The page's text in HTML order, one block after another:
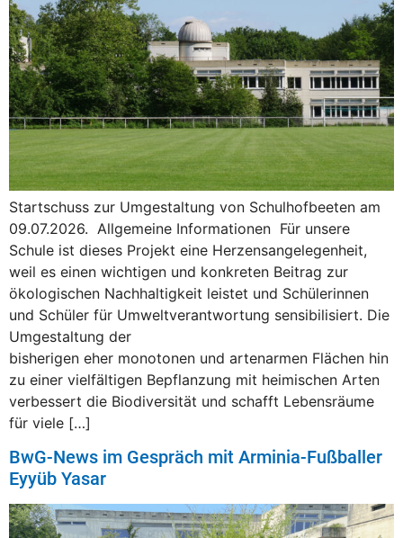
Startschuss zur Umgestaltung von Schulhofbeeten am
09.07.2026. Allgemeine Informationen Für unsere
Schule ist dieses Projekt eine Herzensangelegenheit,
weil es einen wichtigen und konkreten Beitrag zur
ökologischen Nachhaltigkeit leistet und Schülerinnen
und Schüler für Umweltverantwortung sensibilisiert. Die
Umgestaltung der
bisherigen eher monotonen und artenarmen Flächen hin
zu einer vielfältigen Bepflanzung mit heimischen Arten
verbessert die Biodiversität und schafft Lebensräume
für viele […]
BwG-News im Gespräch mit Arminia-Fußballer
Eyyüb Yasar